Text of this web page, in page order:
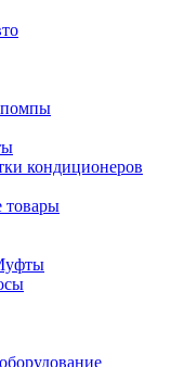
кондиционеров
товары